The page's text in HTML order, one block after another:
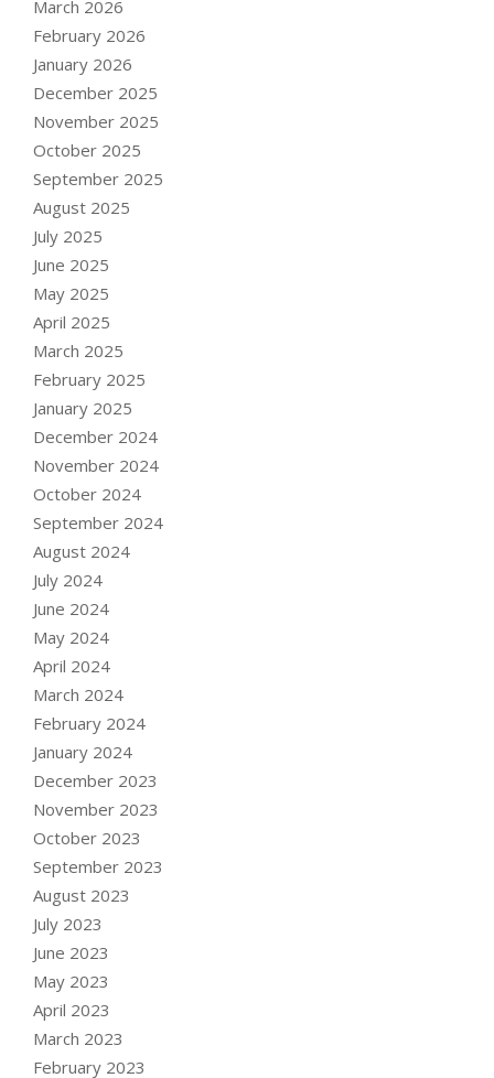
March 2026
February 2026
January 2026
December 2025
November 2025
October 2025
September 2025
August 2025
July 2025
June 2025
May 2025
April 2025
March 2025
February 2025
January 2025
December 2024
November 2024
October 2024
September 2024
August 2024
July 2024
June 2024
May 2024
April 2024
March 2024
February 2024
January 2024
December 2023
November 2023
October 2023
September 2023
August 2023
July 2023
June 2023
May 2023
April 2023
March 2023
February 2023